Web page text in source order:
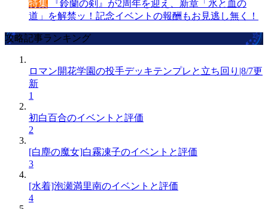
特集 『鈴蘭の剣』が2周年を迎え、新章「氷と血の
道」を解禁ッ！記念イベントの報酬もお見逃し無く！
攻略記事ランキング
ロマン開花学園の投手デッキテンプレと立ち回り|8/7更
新
1
初白百合のイベントと評価
2
[白塵の魔女]白霧凍子のイベントと評価
3
[水着]泡瀬満里南のイベントと評価
4